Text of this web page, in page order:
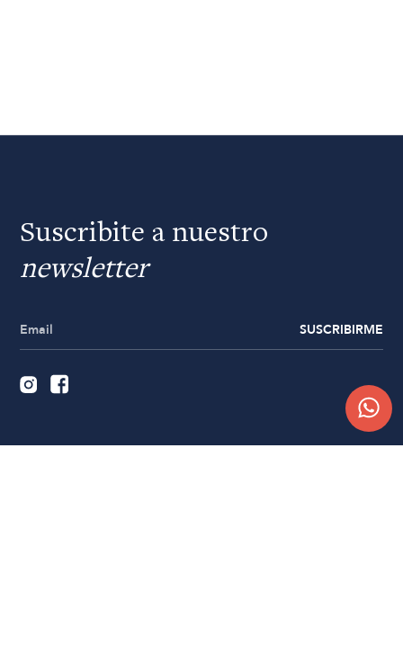
Suscribite a nuestro
newsletter
SUSCRIBIRME